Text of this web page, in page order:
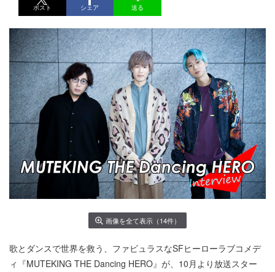
ポスト シェア 送る
画像を全て表示（14件）
歌とダンスで世界を救う、ファビュラスなSFヒーローラブコメデ
ィ『MUTEKING THE Dancing HERO』が、10月より放送スター